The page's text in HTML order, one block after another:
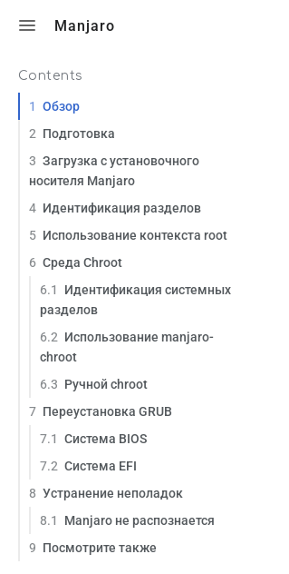
Manjaro
Contents
1
Обзор
2 Подготовка
3 Загрузка с установочного
носителя Manjaro
4 Идентификация разделов
5 Использование контекста root
6 Среда Chroot
6.1
Идентификация системных
разделов
6.2 Использование manjaro-
chroot
6.3 Ручной chroot
7 Переустановка GRUB
7.1
Система BIOS
7.2 Система EFI
8 Устранение неполадок
8.1
Manjaro не распознается
9 Посмотрите также